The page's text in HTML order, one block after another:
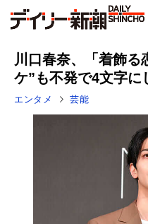
川口春奈、「着飾る
ケ”も不発で4文字に
エンタメ 芸能